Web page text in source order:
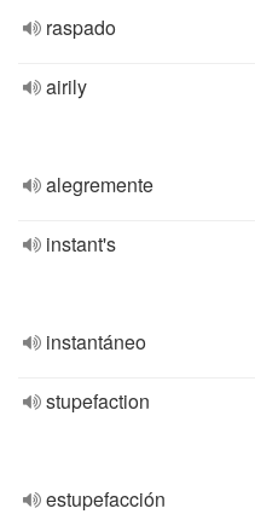
raspado
airily
alegremente
instant's
instantáneo
stupefaction
estupefacción